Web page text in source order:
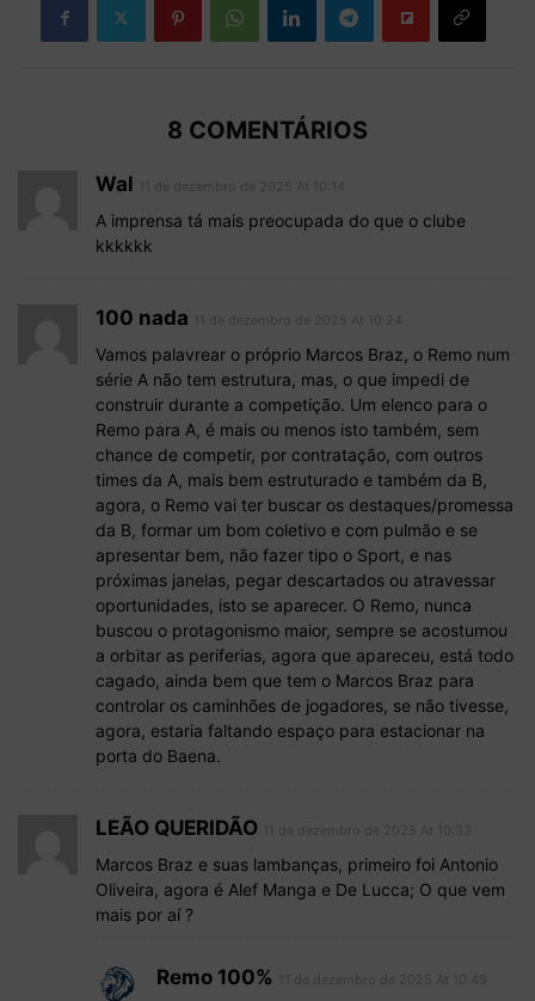
8 COMENTÁRIOS
Wal
A imprensa tá mais preocupada do que o clube
kkkkkk
100 nada
Vamos palavrear o próprio Marcos Braz, o Remo num
série A não tem estrutura, mas, o que impedi de
construir durante a competição. Um elenco para o
Remo para A, é mais ou menos isto também, sem
chance de competir, por contratação, com outros
times da A, mais bem estruturado e também da B,
agora, o Remo vai ter buscar os destaques/promessa
da B, formar um bom coletivo e com pulmão e se
apresentar bem, não fazer tipo o Sport, e nas
próximas janelas, pegar descartados ou atravessar
oportunidades, isto se aparecer. O Remo, nunca
buscou o protagonismo maior, sempre se acostumou
a orbitar as periferias, agora que apareceu, está todo
cagado, ainda bem que tem o Marcos Braz para
controlar os caminhões de jogadores, se não tivesse,
agora, estaria faltando espaço para estacionar na
porta do Baena.
LEÃO QUERIDÃO
Marcos Braz e suas lambanças, primeiro foi Antonio
Oliveira, agora é Alef Manga e De Lucca; O que vem
mais por aí ?
Remo 100%